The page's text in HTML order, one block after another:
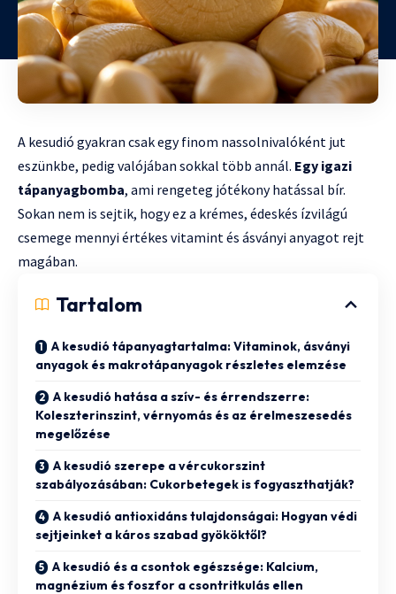
A kesudió gyakran csak egy finom nassolnivalóként jut
eszünkbe, pedig valójában sokkal több annál. Egy igazi
tápanyagbomba, ami rengeteg jótékony hatással bír.
Sokan nem is sejtik, hogy ez a krémes, édeskés ízvilágú
csemege mennyi értékes vitamint és ásványi anyagot rejt
magában.
Tartalom
A kesudió tápanyagtartalma: Vitaminok, ásványi
anyagok és makrotápanyagok részletes elemzése
A kesudió hatása a szív- és érrendszerre:
Koleszterinszint, vérnyomás és az érelmeszesedés
megelőzése
A kesudió szerepe a vércukorszint
szabályozásában: Cukorbetegek is fogyaszthatják?
A kesudió antioxidáns tulajdonságai: Hogyan védi
sejtjeinket a káros szabad gyököktől?
A kesudió és a csontok egészsége: Kalcium,
magnézium és foszfor a csontritkulás ellen